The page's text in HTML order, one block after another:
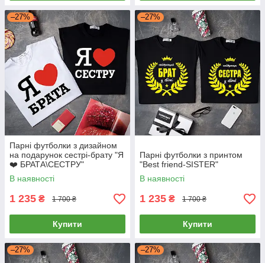
–27%
Парні футболки з дизайном
на подарунок сестрі-брату "Я
❤️ БРАТА\СЕСТРУ"
В наявності
1 235 ₴ 1 700 ₴
Купити
–27%
Парні футболки з принтом
"Best friend-SISTER"
В наявності
1 235 ₴ 1 700 ₴
Купити
–27% –27%